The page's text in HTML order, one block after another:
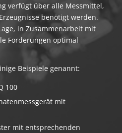
verfügt über alle Messmittel,
benötigt werden.
in Zusammenarbeit mit
Forderungen optimal
Beispiele genannt:
100
mit
mit entsprechenden